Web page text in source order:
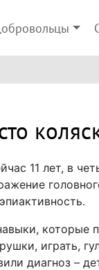
11 лет, в
которые
играть,
диагноз –